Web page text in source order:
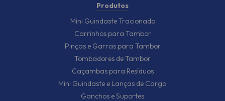
Produtos
Mini Guindaste Tracionado
Carrinhos para Tambor
Pinças e Garras para Tambor
Tombadores de Tambor
Caçambas para Resíduos
Mini Guindaste e Lanças de Carga
Ganchos e Suportes